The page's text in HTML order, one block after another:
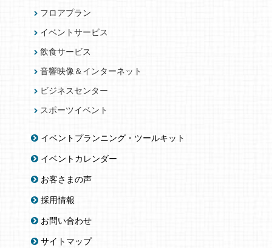
フロアプラン
イベントサービス
飲食サービス
音響映像＆インターネット
ビジネスセンター
スポーツイベント
イベントプランニング・ツールキット
イベントカレンダー
お客さまの声
採用情報
お問い合わせ
サイトマップ